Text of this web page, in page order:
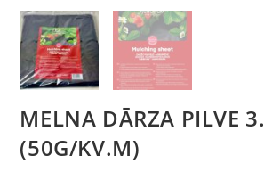
MELNA DĀRZA PILVE
(50G/KV.M)